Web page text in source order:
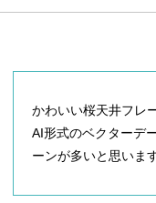
かわいい桜天井フレ
AI形式のベクターデ
ーンが多いと思います